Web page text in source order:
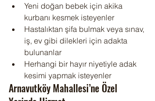
Yeni doğan bebek için akika
kurbanı kesmek isteyenler
Hastalıktan şifa bulmak veya sınav,
iş, ev gibi dilekleri için adakta
bulunanlar
Herhangi bir hayır niyetiyle adak
kesimi yapmak isteyenler
Arnavutköy Mahallesi’ne Özel